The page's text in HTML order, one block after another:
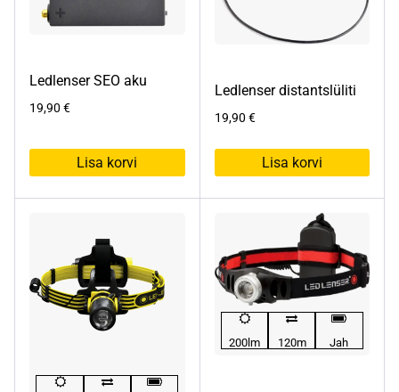
Ledlenser SEO aku
19,90 €
Lisa korvi
Ledlenser distantslüliti
19,90 €
Lisa korvi
200lm 120m Jah